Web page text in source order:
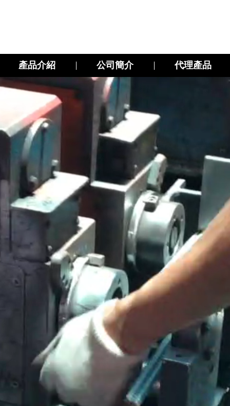
產品介紹 公司簡介 代理產品